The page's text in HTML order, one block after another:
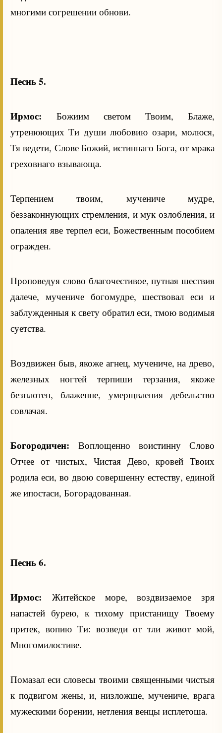
многими согрешении обнови.
Песнь 5.
Ирмос: Божиим светом Твоим, Блаже,
утренюющих Ти души любовию озари, молюся,
Тя ведети, Слове Божий, истиннаго Бога, от мрака
греховнаго взывающа.
Терпением твоим, мучениче мудре,
беззаконнующих стремления, и мук озлобления, и
опаления яве терпел еси, Божественным пособием
огражден.
Проповедуя слово благочестивое, путная шествия
далече, мучениче богомудре, шествовал еси и
заблужденныя к свету обратил еси, тмою водимыя
суетства.
Воздвижен быв, якоже агнец, мучениче, на древо,
железных ногтей терпиши терзания, якоже
безплотен, блаженне, умерщвления дебельство
совлачая.
Богородичен: Воплощенно воистинну Слово
Отчее от чистых, Чистая Дево, кровей Твоих
родила еси, во двою совершенну естеству, единой
же ипостаси, Богорадованная.
Песнь 6.
Ирмос: Житейское море, воздвизаемое зря
напастей бурею, к тихому пристанищу Твоему
притек, вопию Ти: возведи от тли живот мой,
Многомилостиве.
Помазал еси словесы твоими священными чистыя
к подвигом жены, и, низложше, мучениче, врага
мужескими борении, нетления венцы исплетоша.